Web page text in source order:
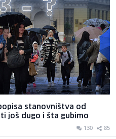
stanovništva od
još dugo i šta gubimo
130 85